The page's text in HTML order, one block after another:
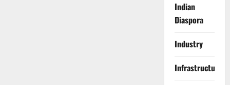
Indian
Diaspora
Industry
Infrastructure